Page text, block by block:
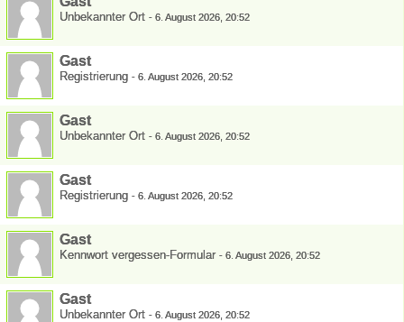
Unbekannter Ort - 6. August 2026, 20:52
Gast
Registrierung - 6. August 2026, 20:52
Gast
Unbekannter Ort - 6. August 2026, 20:52
Gast
Registrierung - 6. August 2026, 20:52
Gast
Kennwort vergessen-Formular - 6. August 2026, 20:52
Gast
Unbekannter Ort - 6. August 2026, 20:52